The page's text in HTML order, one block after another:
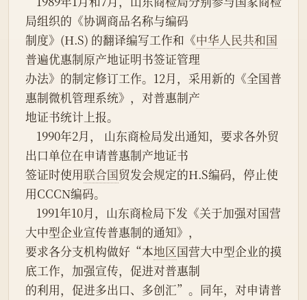
局组织的《协调商品名称与编码
制度》(H.S) 的翻译编写工作和《中华人民共和国
普遍优惠制原产地证明书签证管理
办法》的制定修订工作。12月，采用新的《全国普
惠制微机管理系统》，对普惠制产
地证书统计上报。
出口单位在申请普惠制产地证书
签证时使用联合国贸发会规定的H.S编码，停止使
用CCCN编码。
大中型企业宣传普惠制的通知》，
要求各分支机构做好“本地区国营大中型企业的摸
底工作，加强宣传，促进对普惠制
的利用，促进多出口、多创汇”。同年，对申请普